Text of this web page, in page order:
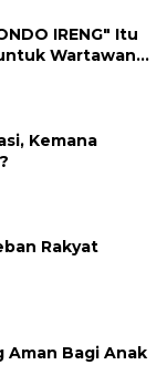
IRENG" Itu
Kemana
Rakyat
Aman Bagi Anak